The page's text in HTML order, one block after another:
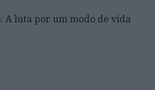
A luta por um modo de vida